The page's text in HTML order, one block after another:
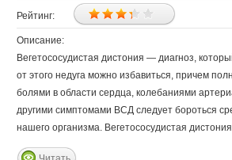
Рейтинг:
Описание:
Вегетососудистая дистония — диагноз,
от этого недуга можно избавиться, причем
болями в области сердца, колебаниями
другими симптомами ВСД следует бороться
нашего организма. Вегетососудистая